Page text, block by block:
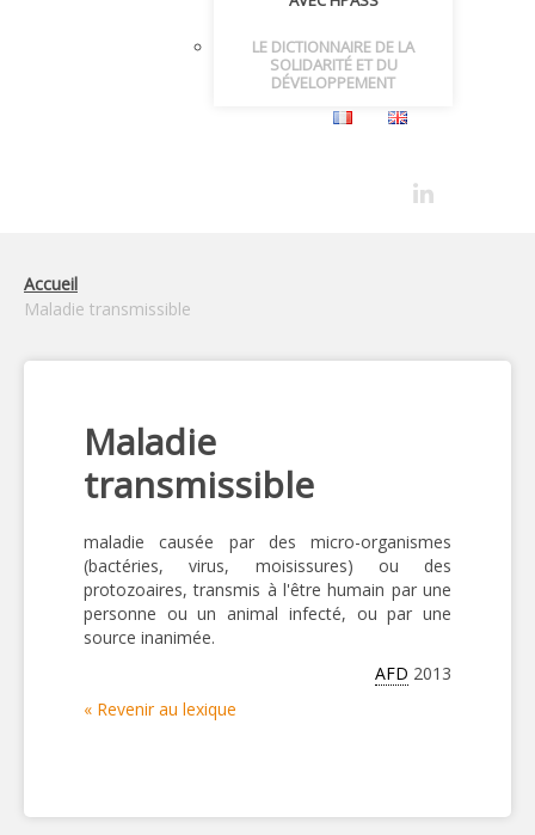
LE DICTIONNAIRE DE LA
SOLIDARITÉ ET DU
DÉVELOPPEMENT
Accueil
Maladie transmissible
Maladie
transmissible
maladie causée par des micro-organismes
(bactéries, virus, moisissures) ou des
protozoaires, transmis à l'être humain par une
personne ou un animal infecté, ou par une
source inanimée.
AFD 2013
« Revenir au lexique